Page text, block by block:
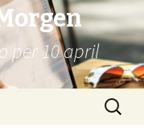
per 10 april
Zoeken
naar: